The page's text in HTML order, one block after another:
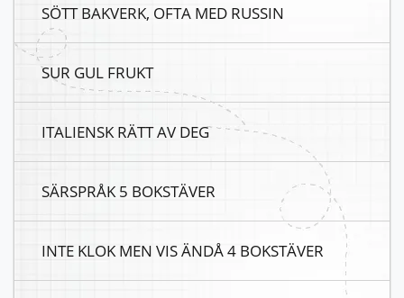
SÖTT BAKVERK, OFTA MED RUSSIN
SUR GUL FRUKT
ITALIENSK RÄTT AV DEG
SÄRSPRÅK 5 BOKSTÄVER
INTE KLOK MEN VIS ÄNDÅ 4 BOKSTÄVER